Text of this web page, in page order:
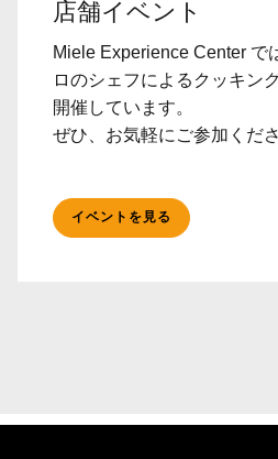
店舗イベント
Miele Experience Center で
ロのシェフによるクッキン
開催しています。
ぜひ、お気軽にご参加くださ
イベントを見る